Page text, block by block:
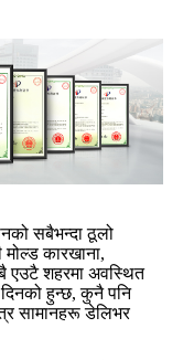
सबैभन्दा ठूलो
कारखाना,
एउटै शहरमा अवस्थित
दिनको हुन्छ, कुनै पनि
सामानहरू डेलिभर